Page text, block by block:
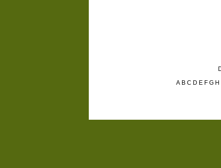
A B C D E F G H